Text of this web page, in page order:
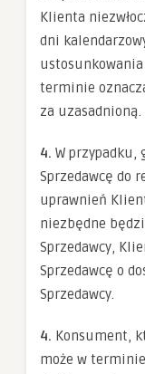
Klienta
dni
ustosunkowania
terminie
za uzasadnioną.
4. W przypadku,
Sprzedawcę do
uprawnień
niezbędne
Sprzedawcy,
Sprzedawcę o
Sprzedawcy.
4. Konsument,
może w